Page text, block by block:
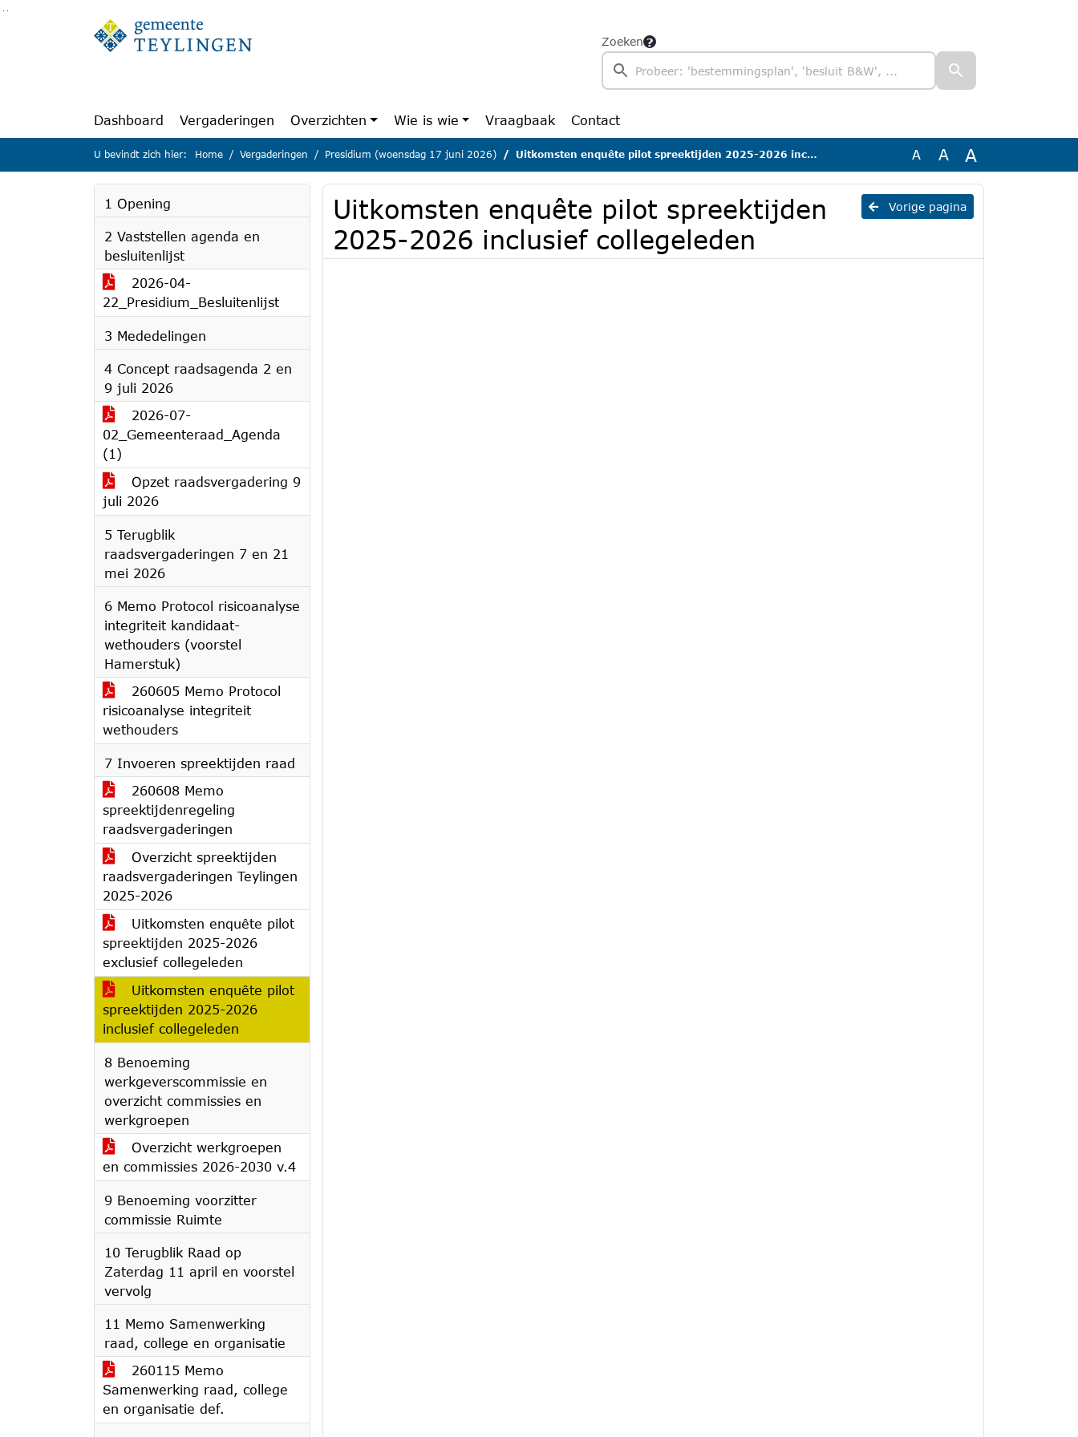
Ga naar de inhoud van deze pagina
Ga naar het zoeken
Ga naar het menu
Zoeken
Dashboard Vergaderingen Overzichten Wie is wie Vraagbaak Contact
U bevindt zich hier: Home Vergaderingen Presidium (woensdag 17 juni 2026) Uitkomsten enquête pilot spreektijden 2025-2026 inclusief collegeleden A A A
1 Opening
2 Vaststellen agenda en
besluitenlijst
2026-04-
22_Presidium_Besluitenlijst
3 Mededelingen
4 Concept raadsagenda 2 en
9 juli 2026
2026-07-
02_Gemeenteraad_Agenda
(1)
Opzet raadsvergadering 9
juli 2026
5 Terugblik
raadsvergaderingen 7 en 21
mei 2026
6 Memo Protocol risicoanalyse
integriteit kandidaat-
wethouders (voorstel
Hamerstuk)
260605 Memo Protocol
risicoanalyse integriteit
wethouders
7 Invoeren spreektijden raad
260608 Memo
spreektijdenregeling
raadsvergaderingen
Overzicht spreektijden
raadsvergaderingen Teylingen
2025-2026
Uitkomsten enquête pilot
spreektijden 2025-2026
exclusief collegeleden
Uitkomsten enquête pilot
spreektijden 2025-2026
inclusief collegeleden
8 Benoeming
werkgeverscommissie en
overzicht commissies en
werkgroepen
Overzicht werkgroepen
en commissies 2026-2030 v.4
9 Benoeming voorzitter
commissie Ruimte
10 Terugblik Raad op
Zaterdag 11 april en voorstel
vervolg
11 Memo Samenwerking
raad, college en organisatie
260115 Memo
Samenwerking raad, college
en organisatie def.
Vorige pagina
Uitkomsten enquête pilot spreektijden
2025-2026 inclusief collegeleden